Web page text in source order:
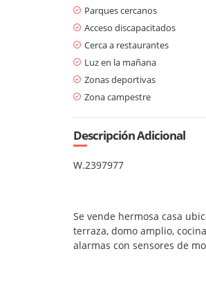
Parques cercanos
Acceso discapacitados
Cerca a restaurantes
Luz en la mañana
Zonas deportivas
Zona campestre
Descripción Adicional
W.2397977
Se vende hermosa casa
terraza, domo amplio,
alarmas con sensores de